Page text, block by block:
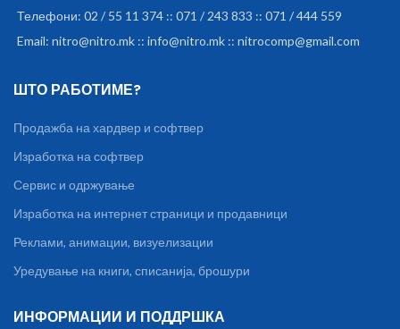
Телефони: 02 / 55 11 374 :: 071 / 243 833 :: 071 / 444 559
Email: nitro@nitro.mk :: info@nitro.mk :: nitrocomp@gmail.com
ШТО РАБОТИМЕ?
Продажба на хардвер и софтвер
Изработка на софтвер
Сервис и одржување
Изработка на интернет страници и продавници
Реклами, анимации, визуелизации
Уредување на книги, списанија, брошури
ИНФОРМАЦИИ И ПОДДРШКА